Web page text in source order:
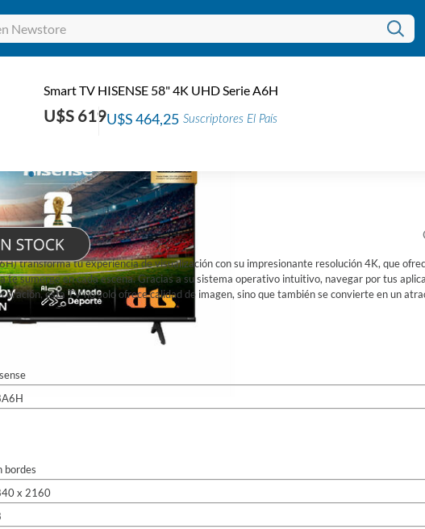
Smart TV HISENSE 58" 4K UHD Serie A6H
U$S 619 Suscriptores El País
U$S 464,25
transforma tu experiencia de visualización con su impresionante resolución 4K, que
te sumerge en cada escena. Gracias a su sistema operativo intuitivo, navegar por tus
esta TV no solo ofrece calidad de imagen, sino que también se convierte en un
bordes
x 2160